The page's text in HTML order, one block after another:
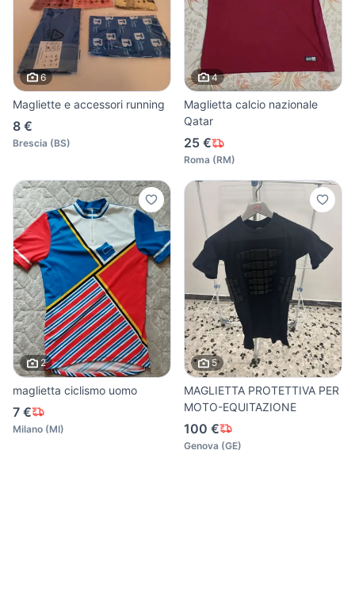
6
Magliette e accessori running
8 €
Brescia (BS)
4
Maglietta calcio nazionale
Qatar
25 €
Roma (RM)
2
maglietta ciclismo uomo
7 €
Milano (MI)
5
MAGLIETTA PROTETTIVA PER
MOTO-EQUITAZIONE
100 €
Genova (GE)